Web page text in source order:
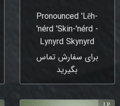
Pronounced 'Lĕh-
'nérd 'Skin-'nérd -
Lynyrd Skynyrd
برای سفارش تماس
بگیرید